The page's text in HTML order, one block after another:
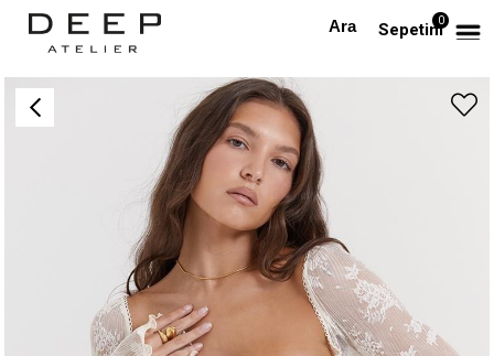
Sepetim0
Anasayfa TÜM ELBİSELER Korse Formlu Uzun Kollu Dantel Beyaz Elbise